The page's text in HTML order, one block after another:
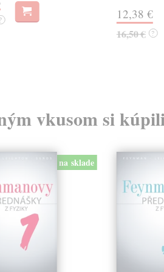
12,38 €
16,50 € ?
vkusom si
na sklade